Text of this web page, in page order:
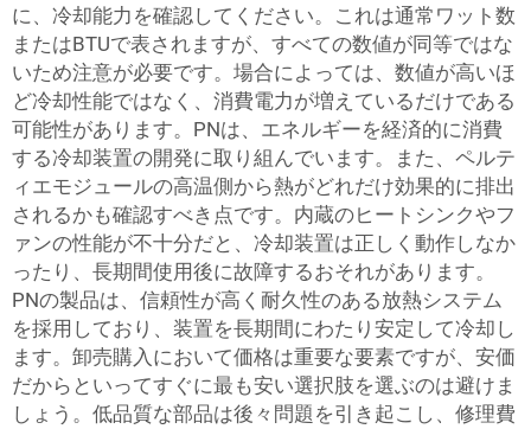
に、冷却能力を確認してください。これは通常ワット数
またはBTUで表されますが、すべての数値が同等ではな
いため注意が必要です。場合によっては、数値が高いほ
ど冷却性能ではなく、消費電力が増えているだけである
可能性があります。PNは、エネルギーを経済的に消費
する冷却装置の開発に取り組んでいます。また、ペルテ
ィエモジュールの高温側から熱がどれだけ効果的に排出
されるかも確認すべき点です。内蔵のヒートシンクやフ
ァンの性能が不十分だと、冷却装置は正しく動作しなか
ったり、長期間使用後に故障するおそれがあります。
PNの製品は、信頼性が高く耐久性のある放熱システム
を採用しており、装置を長期間にわたり安定して冷却し
ます。卸売購入において価格は重要な要素ですが、安価
だからといってすぐに最も安い選択肢を選ぶのは避けま
しょう。低品質な部品は後々問題を引き起こし、修理費